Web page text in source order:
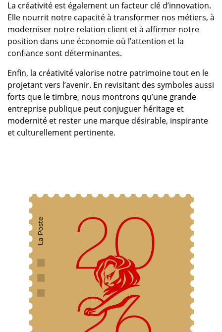
La créativité est également un facteur clé d’innovation.
Elle nourrit notre capacité à transformer nos métiers, à
moderniser notre relation client et à affirmer notre
position dans une économie où l’attention et la
confiance sont déterminantes.
Enfin, la créativité valorise notre patrimoine tout en le
projetant vers l’avenir. En revisitant des symboles aussi
forts que le timbre, nous montrons qu’une grande
entreprise publique peut conjuguer héritage et
modernité et rester une marque désirable, inspirante
et culturellement pertinente.